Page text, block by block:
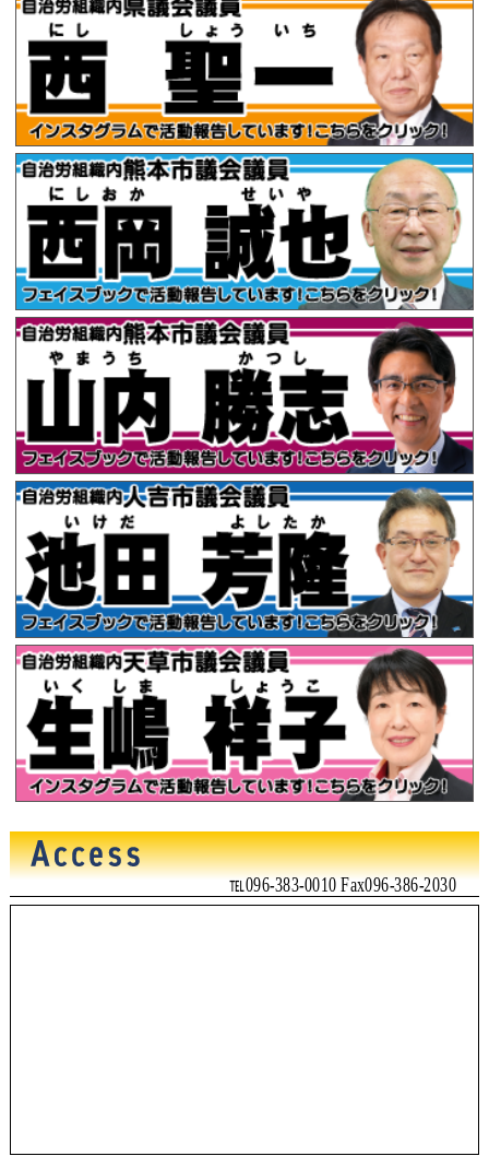
℡096-383-0010 Fax096-386-2030